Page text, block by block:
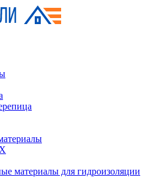
материалы для гидроизоляции